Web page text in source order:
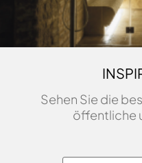
Sehen Sie die
öffentliche